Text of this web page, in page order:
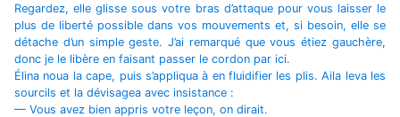
Regardez, elle glisse sous votre bras d’attaque pour vous laisser le
plus de liberté possible dans vos mouvements et, si besoin, elle se
détache d’un simple geste. J’ai remarqué que vous étiez gauchère,
donc je le libère en faisant passer le cordon par ici.
Élina noua la cape, puis s’appliqua à en fluidifier les plis. Aila leva les
sourcils et la dévisagea avec insistance :
— Vous avez bien appris votre leçon, on dirait.